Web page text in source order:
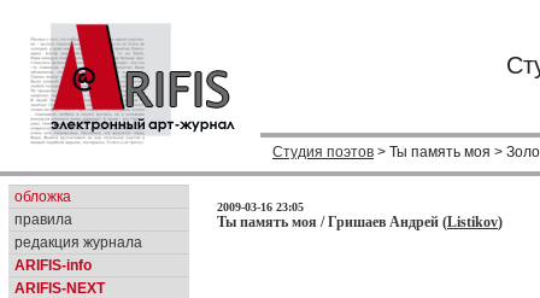
Студия поэтов > Ты память моя >
обложка
правила
редакция журнала
ARIFIS-info
ARIFIS-NEXT
2009-03-16 23:05
Ты память моя / Гришаев Андрей (Listikov)